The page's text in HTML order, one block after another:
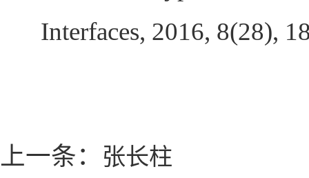
Interfaces, 2016, 8(28),
上一条： 张长柱